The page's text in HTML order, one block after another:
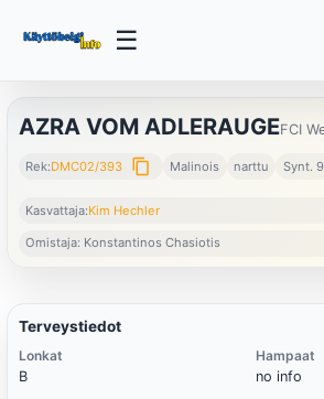
☰
AZRA VOM ADLERAUGEFCI
Rek:DMC02/393 content_copy Malinois narttu Synt.
Kasvattaja:Kim Hechler
Omistaja: Konstantinos Chasiotis
Terveystiedot
Lonkat
B
Hampaat
no info